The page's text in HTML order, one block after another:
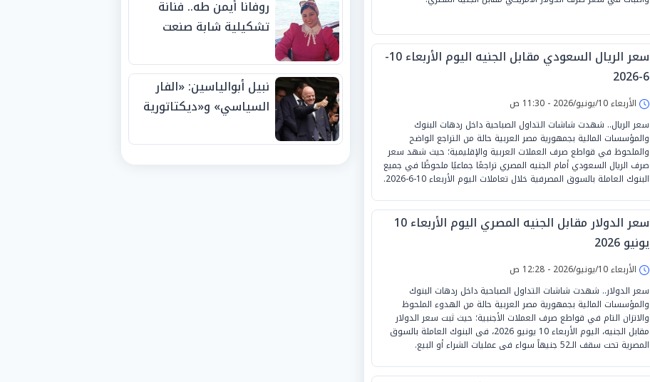
سعر الريال السعودي مقابل الجنيه اليوم الأربعاء 10-
6-2026
الأربعاء 10/يونيو/2026 - 11:30 ص
سعر الريال.. شهدت شاشات التداول الصباحية داخل ردهات البنوك
والمؤسسات المالية بجمهورية مصر العربية حالة من التراجع الواضح
والملحوظ في قواطع صرف العملات العربية والإقليمية؛ حيث شهد سعر
صرف الريال السعودي أمام الجنيه المصري تراجعًا جماعيًا ملحوظًا في جميع
البنوك العاملة بالسوق المصرفية خلال تعاملات اليوم الأربعاء 10-6-2026.
سعر الدولار مقابل الجنيه المصري اليوم الأربعاء 10
يونيو 2026
الأربعاء 10/يونيو/2026 - 12:28 ص
سعر الدولار.. شهدت شاشات التداول الصباحية داخل ردهات البنوك
والمؤسسات المالية بجمهورية مصر العربية حالة من الهدوء الملحوظ
والاتزان التام في قواطع صرف العملات الأجنبية؛ حيث ثبت سعر الدولار
مقابل الجنيه، اليوم الأربعاء 10 يونيو 2026، فى البنوك العاملة بالسوق
المصرية تحت سقف الـ52 جنيهاً سواء فى عمليات الشراء أو البيع.
روفانا أيمن طه.. فنانة
تشكيلية شابة صنعت
الجوائز منذ الصغر
نبيل أبوالياسين: «الفار
السياسي» و«ديكتاتورية
الفيفا».. وإقالة